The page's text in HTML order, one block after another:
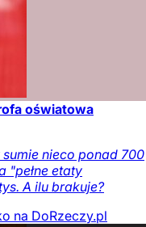
oświatowa
sumie nieco ponad 700
"pełne etaty
A ilu brakuje?
na DoRzeczy.pl